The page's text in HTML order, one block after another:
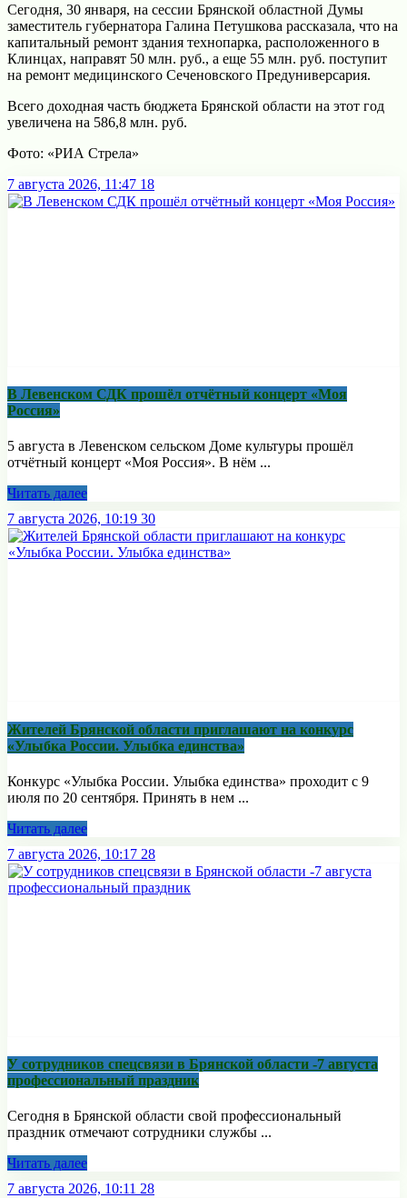
Сегодня, 30 января, на сессии Брянской областной Думы
заместитель губернатора Галина Петушкова рассказала, что на
капитальный ремонт здания технопарка, расположенного в
Клинцах, направят 50 млн. руб., а еще 55 млн. руб. поступит
на ремонт медицинского Сеченовского Предуниверсария.
Всего доходная часть бюджета Брянской области на этот год
увеличена на 586,8 млн. руб.
Фото: «РИА Стрела»
7 августа 2026, 11:47 18
В Левенском СДК прошёл отчётный концерт «Моя
Россия»
5 августа в Левенском сельском Доме культуры прошёл
отчётный концерт «Моя Россия». В нём ...
Читать далее
7 августа 2026, 10:19 30
Жителей Брянской области приглашают на конкурс
«Улыбка России. Улыбка единства»
Конкурс «Улыбка России. Улыбка единства» проходит с 9
июля по 20 сентября. Принять в нем ...
Читать далее
7 августа 2026, 10:17 28
У сотрудников спецсвязи в Брянской области -7 августа
профессиональный праздник
Сегодня в Брянской области свой профессиональный
праздник отмечают сотрудники службы ...
Читать далее
7 августа 2026, 10:11 28